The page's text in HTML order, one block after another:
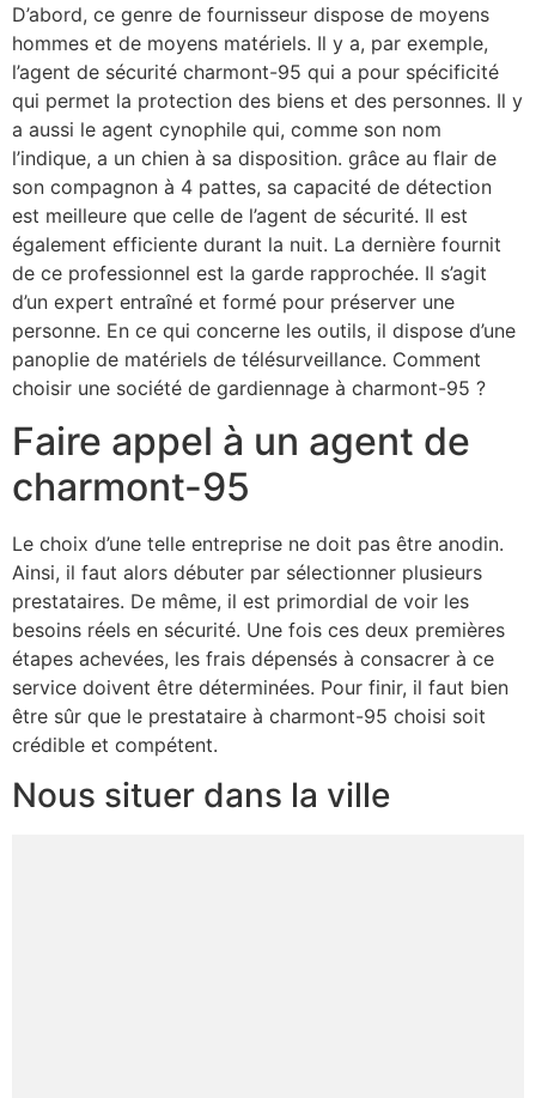
D’abord, ce genre de fournisseur dispose de moyens
hommes et de moyens matériels. Il y a, par exemple,
l’agent de sécurité charmont-95 qui a pour spécificité
qui permet la protection des biens et des personnes. Il y
a aussi le agent cynophile qui, comme son nom
l’indique, a un chien à sa disposition. grâce au flair de
son compagnon à 4 pattes, sa capacité de détection
est meilleure que celle de l’agent de sécurité. Il est
également efficiente durant la nuit. La dernière fournit
de ce professionnel est la garde rapprochée. Il s’agit
d’un expert entraîné et formé pour préserver une
personne. En ce qui concerne les outils, il dispose d’une
panoplie de matériels de télésurveillance. Comment
choisir une société de gardiennage à charmont-95 ?
Faire appel à un agent de
charmont-95
Le choix d’une telle entreprise ne doit pas être anodin.
Ainsi, il faut alors débuter par sélectionner plusieurs
prestataires. De même, il est primordial de voir les
besoins réels en sécurité. Une fois ces deux premières
étapes achevées, les frais dépensés à consacrer à ce
service doivent être déterminées. Pour finir, il faut bien
être sûr que le prestataire à charmont-95 choisi soit
crédible et compétent.
Nous situer dans la ville